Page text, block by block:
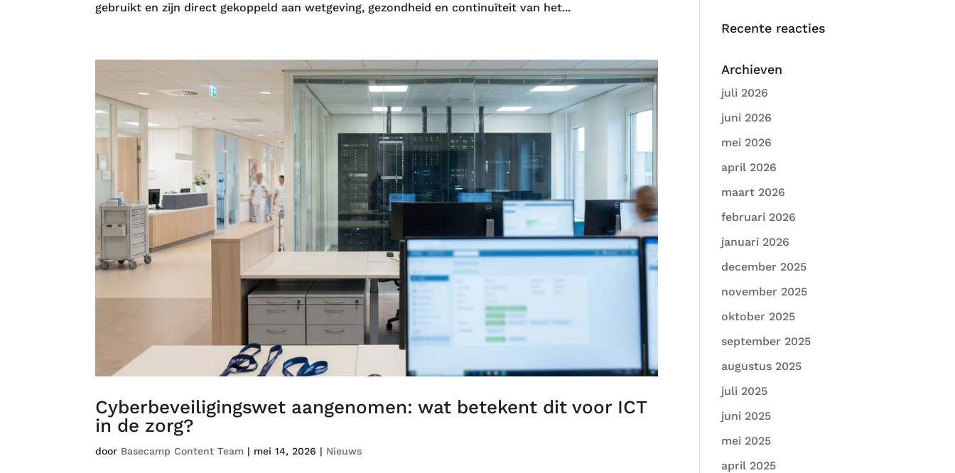
gebruikt en zijn direct gekoppeld aan wetgeving, gezondheid en continuïteit van het...
Cyberbeveiligingswet aangenomen: wat betekent dit voor ICT
in de zorg?
door Basecamp Content Team | mei 14, 2026 | Nieuws
Recente reacties
Archieven
juli 2026
juni 2026
mei 2026
april 2026
maart 2026
februari 2026
januari 2026
december 2025
november 2025
oktober 2025
september 2025
augustus 2025
juli 2025
juni 2025
mei 2025
april 2025